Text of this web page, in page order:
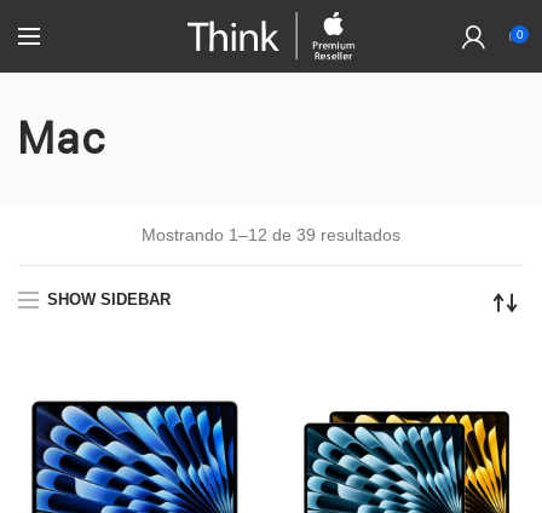
0
Mac
Mostrando 1–12 de 39 resultados
SHOW SIDEBAR